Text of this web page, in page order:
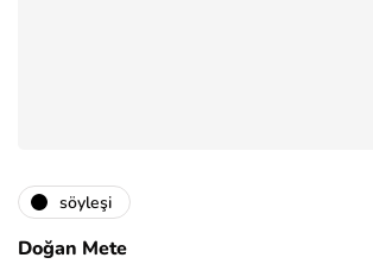
söyleşi
Doğan Mete